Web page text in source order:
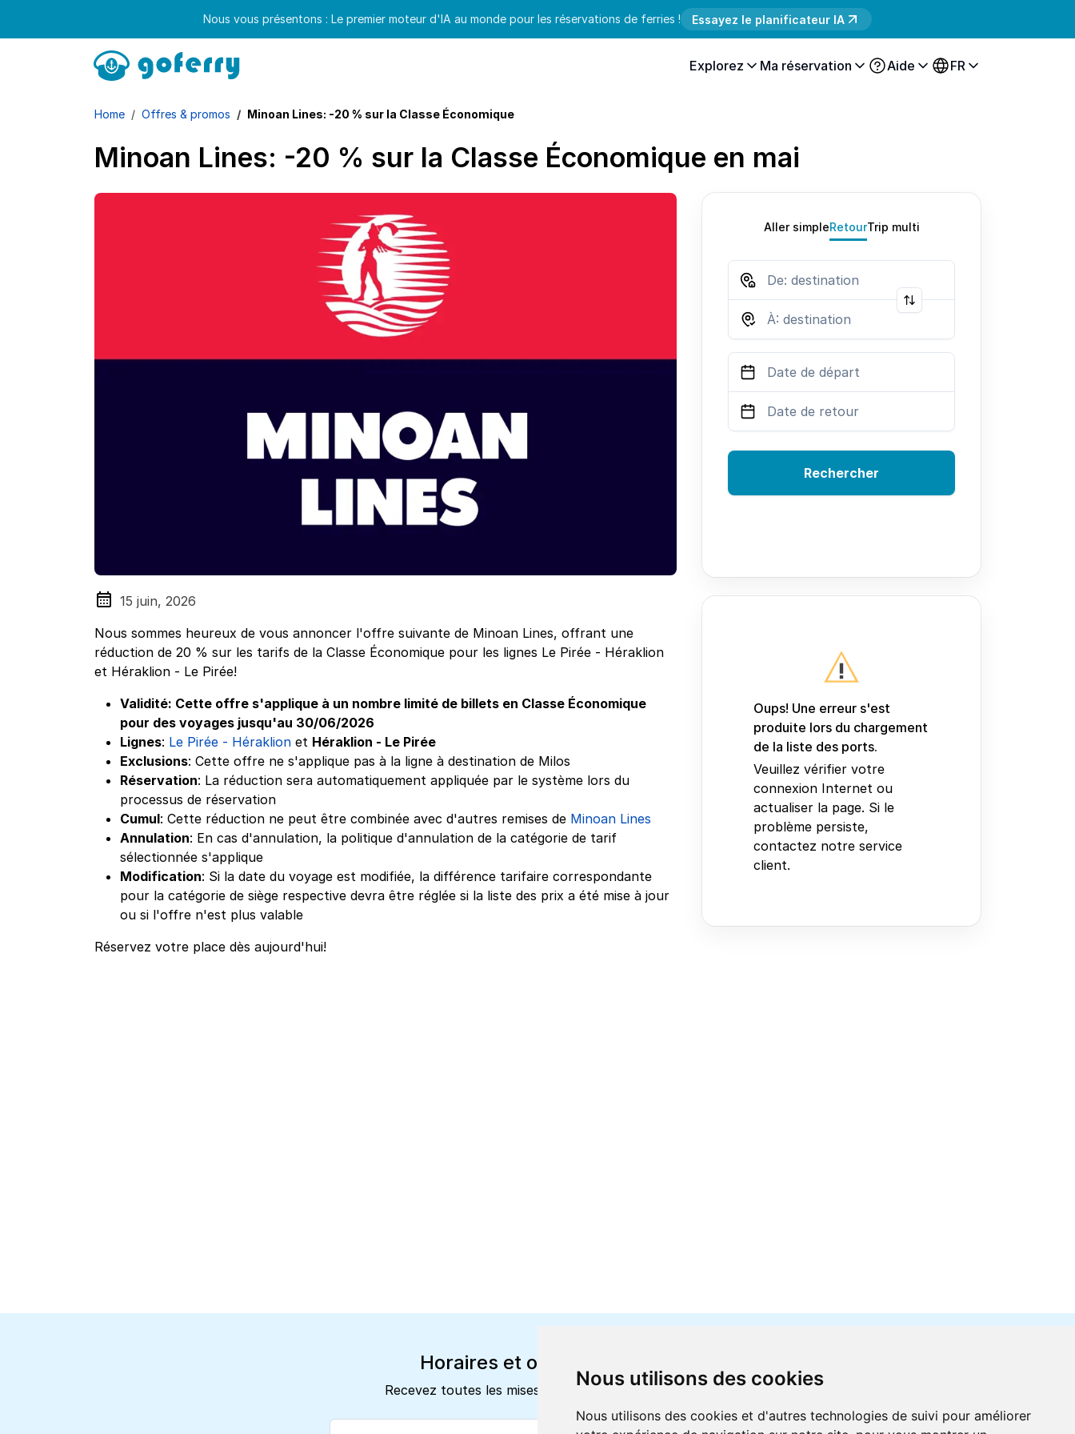
Nous utilisons des cookies
Nous utilisons des cookies et d'autres technologies de suivi pour améliorer
Nous vous présentons : Le premier moteur d'IA au monde pour les réservations de ferries ! Essayez le planificateur IA
Explorez Ma réservation Aide FR
Home Offres & promos Minoan Lines: -20 % sur la Classe Économique
Minoan Lines: -20 % sur la Classe Économique en mai
15 juin, 2026
Nous sommes heureux de vous annoncer l'offre suivante de Minoan Lines, offrant une
réduction de 20 % sur les tarifs de la Classe Économique pour les lignes Le Pirée - Héraklion
et Héraklion - Le Pirée!
Validité: Cette offre s'applique à un nombre limité de billets en Classe Économique
pour des voyages jusqu'au 30/06/2026
Lignes: Le Pirée - Héraklion et Héraklion - Le Pirée
Exclusions: Cette offre ne s'applique pas à la ligne à destination de Milos
Réservation: La réduction sera automatiquement appliquée par le système lors du
processus de réservation
Cumul: Cette réduction ne peut être combinée avec d'autres remises de Minoan Lines
Annulation: En cas d'annulation, la politique d'annulation de la catégorie de tarif
sélectionnée s'applique
Modification: Si la date du voyage est modifiée, la différence tarifaire correspondante
pour la catégorie de siège respective devra être réglée si la liste des prix a été mise à jour
ou si l'offre n'est plus valable
Réservez votre place dès aujourd'hui!
Aller simpleRetourTrip multi
Rechercher
Oups! Une erreur s'est
produite lors du chargement
de la liste des ports.
Veuillez vérifier votre
connexion Internet ou
actualiser la page. Si le
problème persiste,
contactez notre service
client.
Horaires et offres actuels
Recevez toutes les mises à jour dans votre e-mail